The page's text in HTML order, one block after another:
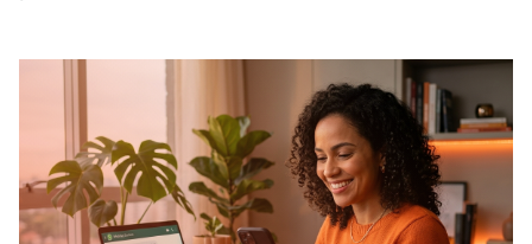
01/07/2026•NÃO CATEGORIZADO